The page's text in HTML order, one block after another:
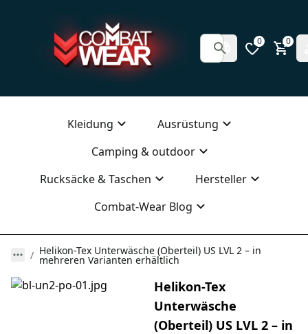
0 0
Kleidung
Ausrüstung
Camping & outdoor
Rucksäcke & Taschen
Hersteller
Combat-Wear Blog
Helikon-Tex Unterwäsche (Oberteil) US LVL 2 – in
mehreren Varianten erhältlich
Helikon-Tex
Unterwäsche
(Oberteil) US LVL 2 – in